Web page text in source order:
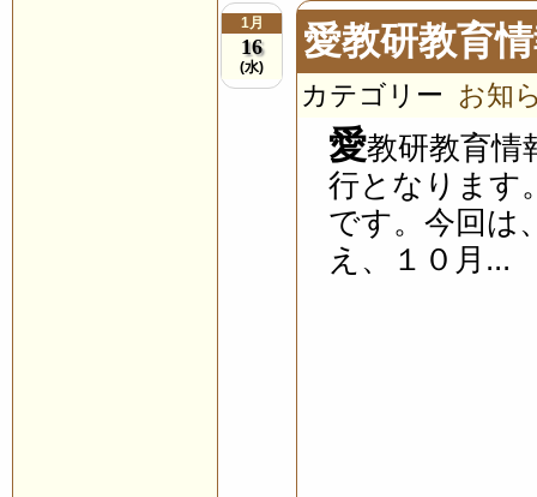
1月
16
(水)
愛教研教育
カテゴリー お知
愛教研教育情
行となります
です。今回は
え、１０月...